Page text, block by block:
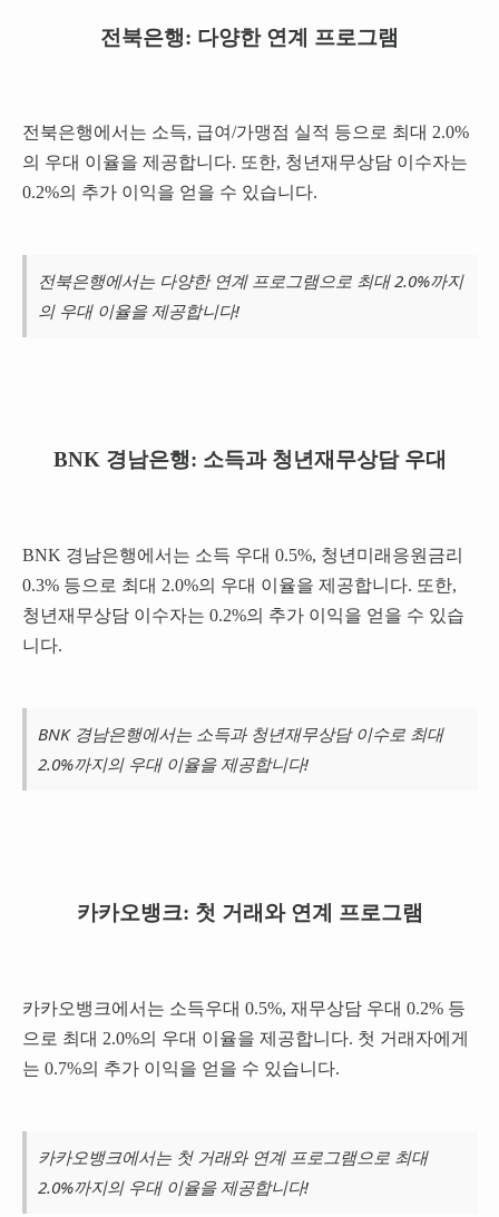
전북은행: 다양한 연계 프로그램
전북은행에서는 소득, 급여/가맹점 실적 등으로 최대 2.0%
의 우대 이율을 제공합니다. 또한, 청년재무상담 이수자는
0.2%의 추가 이익을 얻을 수 있습니다.
전북은행에서는 다양한 연계 프로그램으로 최대 2.0%까지
의 우대 이율을 제공합니다!
BNK 경남은행: 소득과 청년재무상담 우대
BNK 경남은행에서는 소득 우대 0.5%, 청년미래응원금리
0.3% 등으로 최대 2.0%의 우대 이율을 제공합니다. 또한,
청년재무상담 이수자는 0.2%의 추가 이익을 얻을 수 있습
니다.
BNK 경남은행에서는 소득과 청년재무상담 이수로 최대
2.0%까지의 우대 이율을 제공합니다!
카카오뱅크: 첫 거래와 연계 프로그램
카카오뱅크에서는 소득우대 0.5%, 재무상담 우대 0.2% 등
으로 최대 2.0%의 우대 이율을 제공합니다. 첫 거래자에게
는 0.7%의 추가 이익을 얻을 수 있습니다.
카카오뱅크에서는 첫 거래와 연계 프로그램으로 최대
2.0%까지의 우대 이율을 제공합니다!